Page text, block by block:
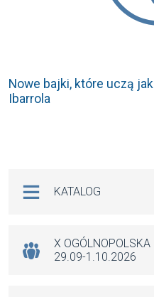
Nowe bajki, które uczą
Ibarrola
KATALOG
X
29.09-1.10.2026